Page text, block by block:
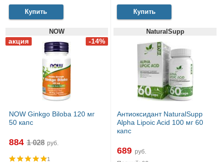
Купить Купить
NOW
NOW Ginkgo Biloba 120 мг
50 капс
884 руб.
1
NaturalSupp
Антиоксидант NaturalSupp
Alpha Lipoic Acid 100 мг 60
капс
689 руб.